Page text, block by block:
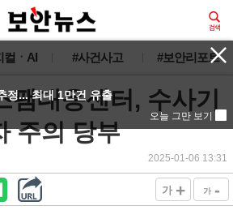
컬ㆍAI #사건사고 #보안리포트
팸대응센터, 수사기
주의 당부
2025-01-06 13:31
가 + 가 -
정... 최대 1만건 유출
오늘 그만 보기